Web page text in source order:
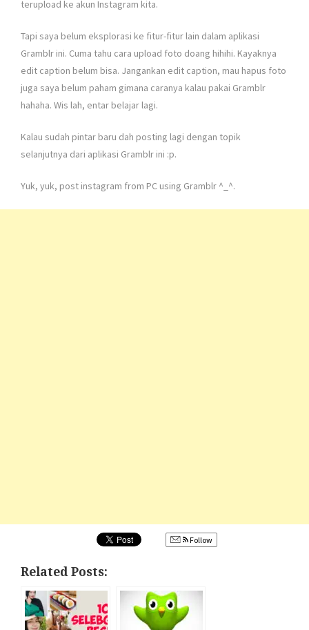
terupload ke akun Instagram kita.
Tapi saya belum eksplorasi ke fitur-fitur lain dalam aplikasi
Gramblr ini. Cuma tahu cara upload foto doang hihihi. Kayaknya
edit caption belum bisa. Jangankan edit caption, mau hapus foto
juga saya belum paham gimana caranya kalau pakai Gramblr
hahaha. Wis lah, entar belajar lagi.
Kalau sudah pintar baru dah posting lagi dengan topik
selanjutnya dari aplikasi Gramblr ini :p.
Yuk, yuk, post instagram from PC using Gramblr ^_^.
Follow
Related Posts: